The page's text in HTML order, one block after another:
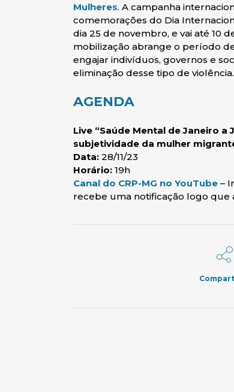
Mulheres(abre em nova janela)
. A campanha
comemorações do Dia
dia 25 de novembro, e vai até 10
mobilização abrange o período
engajar indivíduos, governos e
eliminação desse tipo de violência.
AGENDA
Live “Saúde Mental de Janeiro
subjetividade da mulher
Data: 28/11/23
Horário: 19h
Canal do CRP-MG no YouTube –
recebe uma notificação logo que